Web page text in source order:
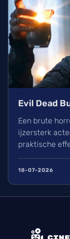
Evil Dead
Een brute
ijzersterk
praktische
18-07-2026